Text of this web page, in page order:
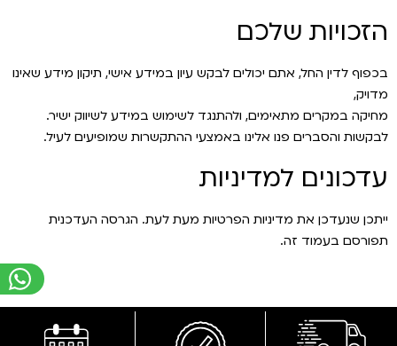
הזכויות שלכם
בכפוף לדין החל, אתם יכולים לבקש עיון במידע אישי, תיקון מידע שאינו
מדויק,
מחיקה במקרים מתאימים, ולהתנגד לשימוש במידע לשיווק ישיר.
לבקשות והסברים פנו אלינו באמצעי ההתקשרות שמופיעים לעיל.
עדכונים למדיניות
ייתכן שנעדכן את מדיניות הפרטיות מעת לעת. הגרסה העדכנית
תפורסם בעמוד זה.